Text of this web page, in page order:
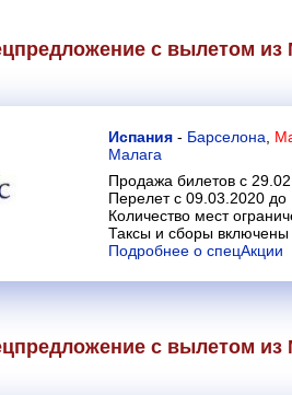
с вылетом
Испания - Барселона
Малага
Продажа билетов с
Перелет с 09.03.2020 до
Количество мест
Таксы и сборы включены
Подробнее о спецАкции
с вылетом